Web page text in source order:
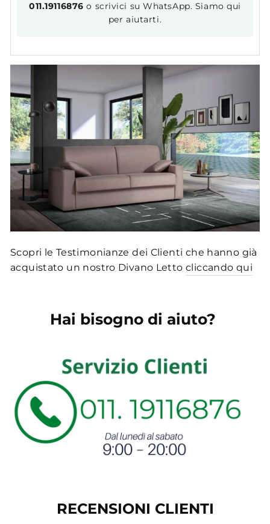
011.19116876 o scrivici su WhatsApp. Siamo qui
per aiutarti.
Scopri le Testimonianze dei Clienti che hanno già
acquistato un nostro Divano Lettocliccando qui
Hai bisogno di aiuto?
RECENSIONI CLIENTI